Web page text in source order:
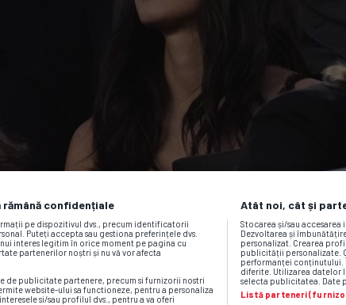
rămână confidențiale
pe dispozitivul dvs., precum identificatorii
Puteți accepta sau gestiona preferințele dvs.
interes legitim în orice moment pe pagina cu
partenerilor noștri și nu vă vor afecta
de publicitate partenere, precum si furnizorii nostri
website-ului sa functioneze, pentru a personaliza
si/sau profilul dvs., pentru a va oferi
Atât noi, cât și
Stocarea și/sau
Dezvoltarea și
personalizat. Crearea
publicității personalizate.
performanței conținutului.
diferite. Utilizarea datelor
selecta publicitatea. Date
Listă parteneri